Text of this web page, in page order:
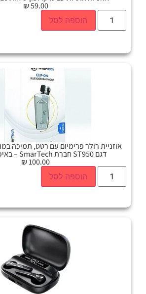
59.00
₪
הוספה לסל
אוזניית רולר פרימיום עם רטט, תמיכה
דגם ST950 חברת SmarTech – באיכות מושלמת
100.00
₪
הוספה לסל